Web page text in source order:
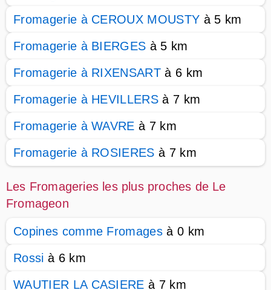
Fromagerie à CEROUX MOUSTY à 5 km
Fromagerie à BIERGES à 5 km
Fromagerie à RIXENSART à 6 km
Fromagerie à HEVILLERS à 7 km
Fromagerie à WAVRE à 7 km
Fromagerie à ROSIERES à 7 km
Les Fromageries les plus proches de Le
Fromageon
Copines comme Fromages à 0 km
Rossi à 6 km
WAUTIER LA CASIERE à 7 km